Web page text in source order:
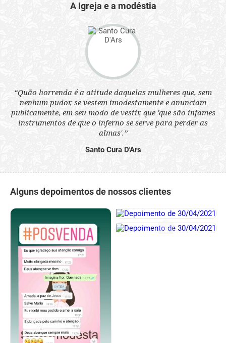
A Igreja e a modéstia
“Quão horrenda é a atitude daquelas mulheres que, sem
nenhum pudor, se vestem imodestamente e anunciam
publicamente, em seu modo de vestir, que 'que são infames
instrumentos de que o inferno se serve para perder as
almas'.”
Santo Cura D'Ars
Alguns depoimentos de nossos clientes